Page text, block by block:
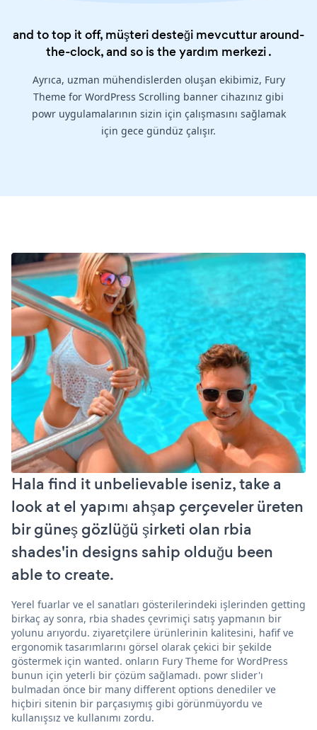
and to top it off, müşteri desteği mevcuttur around-
the-clock, and so is theyardım merkezi.
Ayrıca, uzman mühendislerden oluşan ekibimiz, Fury
Theme for WordPress Scrolling banner cihazınız gibi
powr uygulamalarının sizin için çalışmasını sağlamak
için gece gündüz çalışır.
Hala find it unbelievable iseniz, take a
look at el yapımı ahşap çerçeveler üreten
bir güneş gözlüğü şirketi olan rbia
shades'in designs sahip olduğu been
able to create.
Yerel fuarlar ve el sanatları gösterilerindeki işlerinden getting
birkaç ay sonra, rbia shades çevrimiçi satış yapmanın bir
yolunu arıyordu. ziyaretçilere ürünlerinin kalitesini, hafif ve
ergonomik tasarımlarını görsel olarak çekici bir şekilde
göstermek için wanted. onların Fury Theme for WordPress
bunun için yeterli bir çözüm sağlamadı. powr slider'ı
bulmadan önce bir many different options denediler ve
hiçbiri sitenin bir parçasıymış gibi görünmüyordu ve
kullanışsız ve kullanımı zordu.